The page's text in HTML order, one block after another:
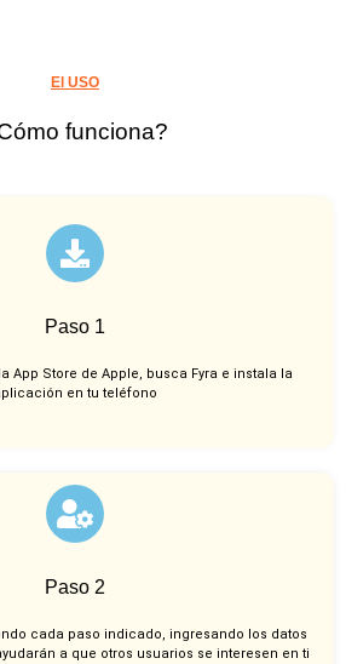
El USO
funciona?
Paso 1
App Store de Apple, busca Fyra e instala la
en tu teléfono
Paso 2
cada paso indicado, ingresando los datos
a que otros usuarios se interesen en ti